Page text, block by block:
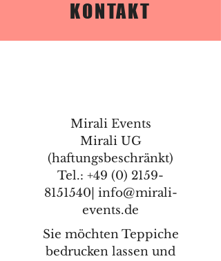
KONTAKT
Mirali Events
Mirali UG
(haftungsbeschränkt)
Tel.: +49 (0) 2159-
8151540| info@mirali-
events.de
Sie möchten Teppiche
bedrucken lassen und